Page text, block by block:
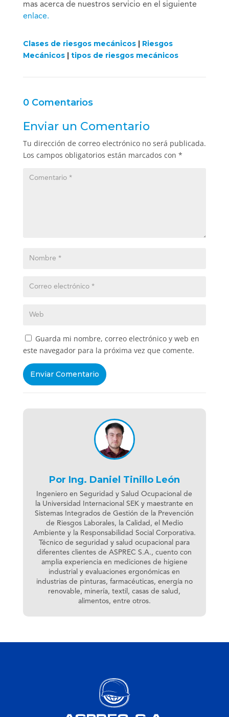
mas acerca de nuestros servicio en el siguiente
enlace.
Clases de riesgos mecánicos| Riesgos
Mecánicos| tipos de riesgos mecánicos
0 Comentarios
Enviar un Comentario
Tu dirección de correo electrónico no será publicada.
Los campos obligatorios están marcados con *
Guarda mi nombre, correo electrónico y web en
este navegador para la próxima vez que comente.
Enviar Comentario
Por Ing. Daniel Tinillo León
Ingeniero en Seguridad y Salud Ocupacional de
la Universidad Internacional SEK y maestrante en
Sistemas Integrados de Gestión de la Prevención
de Riesgos Laborales, la Calidad, el Medio
Ambiente y la Responsabilidad Social Corporativa.
Técnico de seguridad y salud ocupacional para
diferentes clientes de ASPREC S.A., cuento con
amplia experiencia en mediciones de higiene
industrial y evaluaciones ergonómicas en
industrias de pinturas, farmacéuticas, energía no
renovable, minería, textil, casas de salud,
alimentos, entre otros.